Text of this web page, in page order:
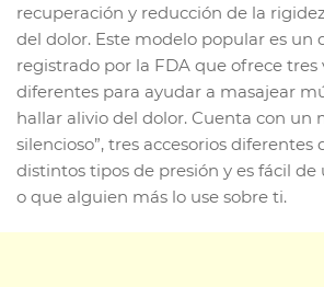
recuperación y reducción de la
del dolor. Este modelo popular es un
registrado por la FDA que ofrece tres
diferentes para ayudar a masajear
hallar alivio del dolor. Cuenta con un
silencioso”, tres accesorios
distintos tipos de presión y es fácil
o que alguien más lo use sobre ti.